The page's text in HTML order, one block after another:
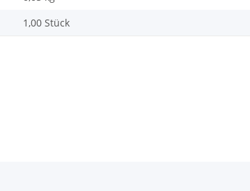
1,00 Stück